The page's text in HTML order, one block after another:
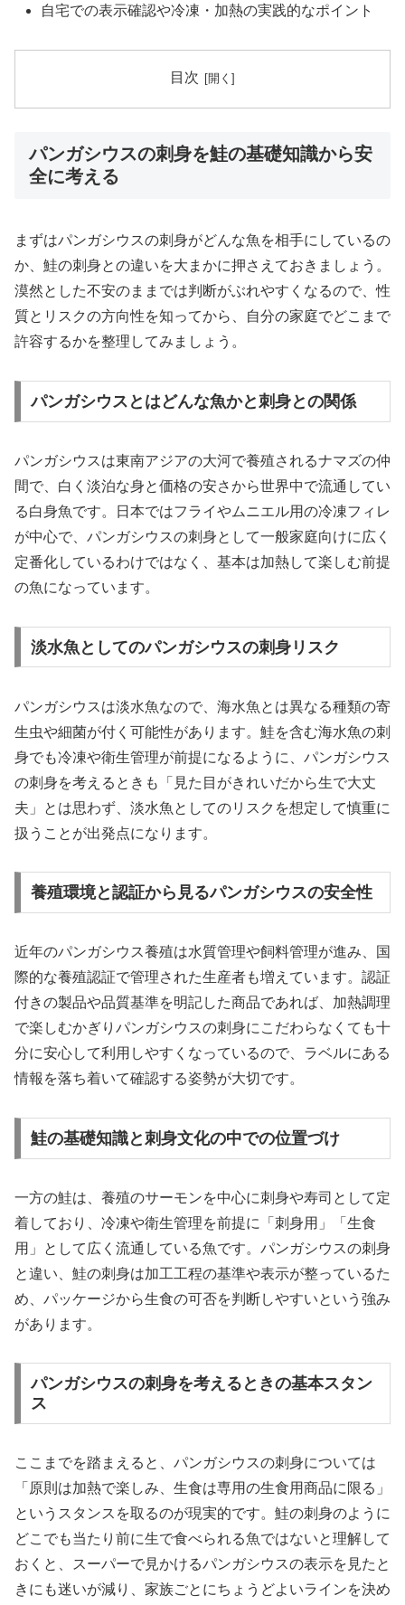
自宅での表示確認や冷凍・加熱の実践的なポイント
目次
パンガシウスの刺身を鮭の基礎知識から安
全に考える
まずはパンガシウスの刺身がどんな魚を相手にしているの
か、鮭の刺身との違いを大まかに押さえておきましょう。
漠然とした不安のままでは判断がぶれやすくなるので、性
質とリスクの方向性を知ってから、自分の家庭でどこまで
許容するかを整理してみましょう。
パンガシウスとはどんな魚かと刺身との関係
パンガシウスは東南アジアの大河で養殖されるナマズの仲
間で、白く淡泊な身と価格の安さから世界中で流通してい
る白身魚です。日本ではフライやムニエル用の冷凍フィレ
が中心で、パンガシウスの刺身として一般家庭向けに広く
定番化しているわけではなく、基本は加熱して楽しむ前提
の魚になっています。
淡水魚としてのパンガシウスの刺身リスク
パンガシウスは淡水魚なので、海水魚とは異なる種類の寄
生虫や細菌が付く可能性があります。鮭を含む海水魚の刺
身でも冷凍や衛生管理が前提になるように、パンガシウス
の刺身を考えるときも「見た目がきれいだから生で大丈
夫」とは思わず、淡水魚としてのリスクを想定して慎重に
扱うことが出発点になります。
養殖環境と認証から見るパンガシウスの安全性
近年のパンガシウス養殖は水質管理や飼料管理が進み、国
際的な養殖認証で管理された生産者も増えています。認証
付きの製品や品質基準を明記した商品であれば、加熱調理
で楽しむかぎりパンガシウスの刺身にこだわらなくても十
分に安心して利用しやすくなっているので、ラベルにある
情報を落ち着いて確認する姿勢が大切です。
鮭の基礎知識と刺身文化の中での位置づけ
一方の鮭は、養殖のサーモンを中心に刺身や寿司として定
着しており、冷凍や衛生管理を前提に「刺身用」「生食
用」として広く流通している魚です。パンガシウスの刺身
と違い、鮭の刺身は加工工程の基準や表示が整っているた
め、パッケージから生食の可否を判断しやすいという強み
があります。
パンガシウスの刺身を考えるときの基本スタン
ス
ここまでを踏まえると、パンガシウスの刺身については
「原則は加熱で楽しみ、生食は専用の生食用商品に限る」
というスタンスを取るのが現実的です。鮭の刺身のように
どこでも当たり前に生で食べられる魚ではないと理解して
おくと、スーパーで見かけるパンガシウスの表示を見たと
きにも迷いが減り、家族ごとにちょうどよいラインを決め